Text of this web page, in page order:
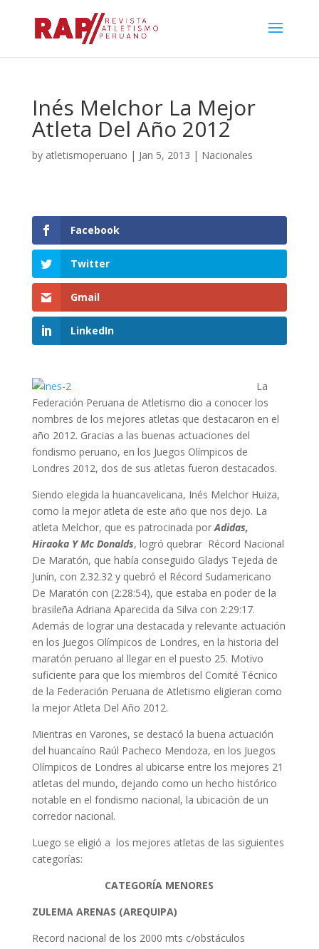
Inés Melchor La Mejor
Atleta Del Año 2012
by atletismoperuano | Jan 5, 2013 | Nacionales
Facebook
Twitter
Gmail
LinkedIn
La
Federación Peruana de Atletismo dio a conocer los
nombres de los mejores atletas que destacaron en el
año 2012. Gracias a las buenas actuaciones del
fondismo peruano, en los Juegos Olímpicos de
Londres 2012, dos de sus atletas fueron destacados.
Siendo elegida la huancavelicana, Inés Melchor Huiza,
como la mejor atleta de este año que nos dejo. La
atleta Melchor, que es patrocinada porAdidas,
Hiraoka Y Mc Donalds, logró quebrar Récord Nacional
De Maratón, que había conseguido Gladys Tejeda de
Junín, con 2.32.32 y quebró el Récord Sudamericano
De Maratón con (2:28:54), que estaba en poder de la
brasileña Adriana Aparecida da Silva con 2:29:17.
Además de lograr una destacada y relevante actuación
en los Juegos Olímpicos de Londres, en la historia del
maratón peruano al llegar en el puesto 25. Motivo
suficiente para que los miembros del Comité Técnico
de la Federación Peruana de Atletismo eligieran como
la mejor Atleta Del Año 2012.
Mientras en Varones, se destacó la buena actuación
del huancaíno Raúl Pacheco Mendoza, en los Juegos
Olímpicos de Londres al ubicarse entre los mejores 21
atletas del mundo, dejando como un hecho histórico
notable en el fondismo nacional, la ubicación de un
corredor nacional.
Luego se eligió a los mejores atletas de las siguientes
categorías:
CATEGORÍA MENORES
ZULEMA ARENAS (AREQUIPA)
Record nacional de los 2000 mts c/obstáculos